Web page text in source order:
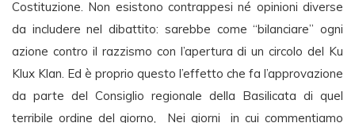
Costituzione. Non esistono contrappesi né opinioni diverse
da includere nel dibattito: sarebbe come “bilanciare” ogni
azione contro il razzismo con l’apertura di un circolo del Ku
Klux Klan. Ed è proprio questo l’effetto che fa l’approvazione
da parte del Consiglio regionale della Basilicata di quel
terribile ordine del giorno, Nei giorni in cui commentiamo